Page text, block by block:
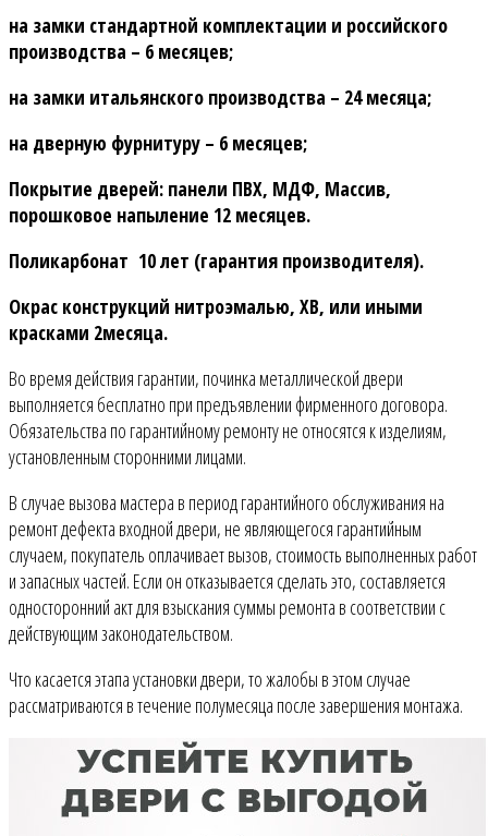
на замки стандартной комплектации и российского
производства – 6 месяцев;
на замки итальянского производства – 24 месяца;
на дверную фурнитуру – 6 месяцев;
Покрытие дверей: панели ПВХ, МДФ, Массив,
порошковое напыление 12 месяцев.
Поликарбонат 10 лет (гарантия производителя).
Окрас конструкций нитроэмалью, ХВ, или иными
красками 2месяца.
Во время действия гарантии, починка металлической двери
выполняется бесплатно при предъявлении фирменного договора.
Обязательства по гарантийному ремонту не относятся к изделиям,
установленным сторонними лицами.
В случае вызова мастера в период гарантийного обслуживания на
ремонт дефекта входной двери, не являющегося гарантийным
случаем, покупатель оплачивает вызов, стоимость выполненных работ
и запасных частей. Если он отказывается сделать это, составляется
односторонний акт для взыскания суммы ремонта в соответствии с
действующим законодательством.
Что касается этапа установки двери, то жалобы в этом случае
рассматриваются в течение полумесяца после завершения монтажа.